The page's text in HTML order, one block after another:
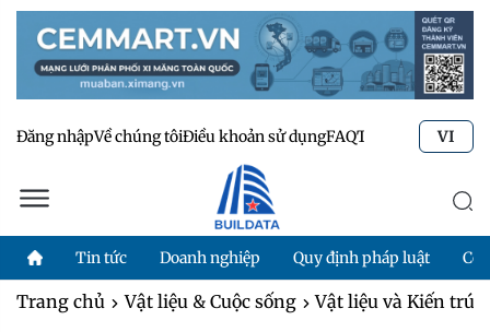
Đăng nhậpVề chúng tôiĐiều khoản sử dụngFAQTư vấn kỹ thuật
VI
Tin tức Doanh nghiệp Quy định pháp luật
Trang chủ Vật liệu & Cuộc sống Vật liệu và Kiến trúc